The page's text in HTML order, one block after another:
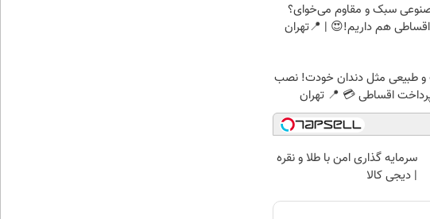
سبک و مقاوم می‌خوای؟
هم داریم!😍 | 📍تهران
طبیعی مثل دندان خودت! نصب
اقساطی 💳 📍 تهران
سرمایه گذاری امن با طلا و نقره
| دیجی کالا